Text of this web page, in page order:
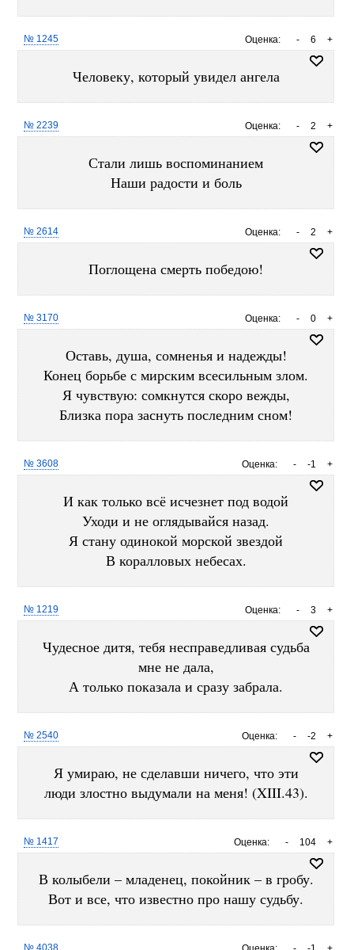
Оценка: +
6
-
№ 1245
Человеку, который увидел ангела
Оценка: +
2
-
№ 2239
Стали лишь воспоминанием
Наши радости и боль
Оценка: +
2
-
№ 2614
Поглощена смерть победою!
Оценка: +
0
-
№ 3170
Оставь, душа, сомненья и надежды!
Конец борьбе с мирским всесильным злом.
Я чувствую: сомкнутся скоро вежды,
Близка пора заснуть последним сном!
Оценка: +
-1
-
№ 3608
И как только всё исчезнет под водой
Уходи и не оглядывайся назад.
Я стану одинокой морской звездой
В коралловых небесах.
Оценка: +
3
-
№ 1219
Чудесное дитя, тебя несправедливая судьба
мне не дала,
А только показала и сразу забрала.
Оценка: +
-2
-
№ 2540
Я умираю, не сделавши ничего, что эти
люди злостно выдумали на меня! (XIII.43).
Оценка: +
104
-
№ 1417
В колыбели – младенец, покойник – в гробу.
Вот и все, что известно про нашу судьбу.
№ 4038